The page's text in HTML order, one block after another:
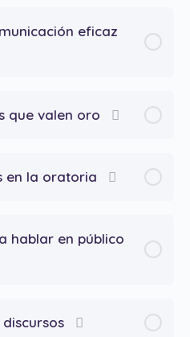
eficaz
que valen oro
en la oratoria
hablar en público